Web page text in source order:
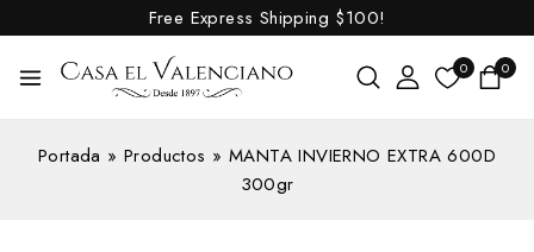
Free Express Shipping $100!
0 0
Portada »Productos » MANTA INVIERNO EXTRA 600D
300gr